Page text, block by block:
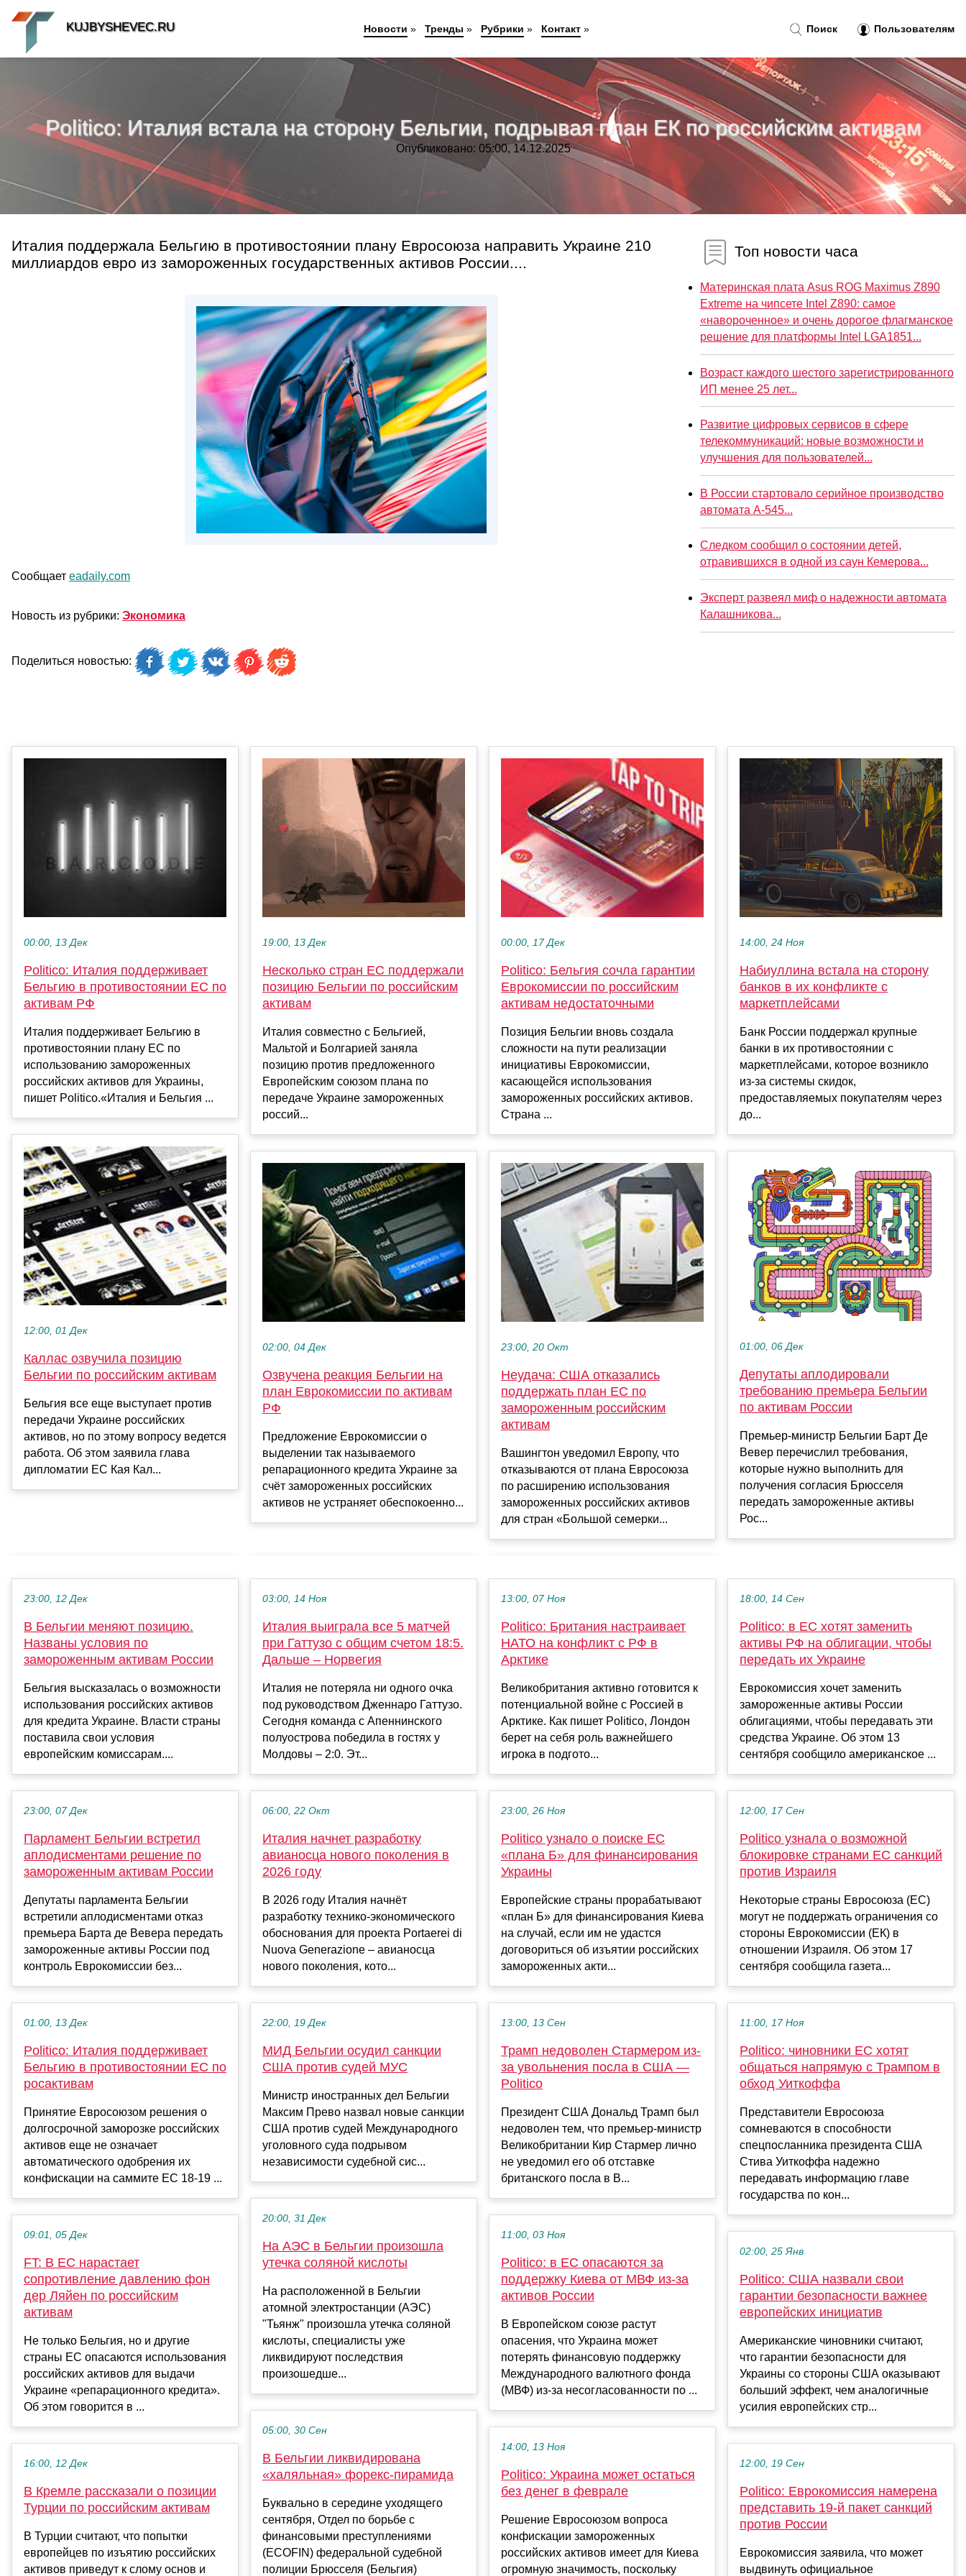
Politico: Италия встала на сторону Бельгии, подрывая план ЕК по российским активам
Опубликовано: 05:00, 14.12.2025
Италия поддержала Бельгию в противостоянии плану Евросоюза направить Украине 210
миллиардов евро из замороженных государственных активов России....
Сообщает eadaily.com
Новость из рубрики: Экономика
Поделиться новостью:
Топ новости часа
Материнская плата Asus ROG Maximus Z890
Extreme на чипсете Intel Z890: самое
«навороченное» и очень дорогое флагманское
решение для платформы Intel LGA1851...
Возраст каждого шестого зарегистрированного
ИП менее 25 лет...
Развитие цифровых сервисов в сфере
телекоммуникаций: новые возможности и
улучшения для пользователей...
В России стартовало серийное производство
автомата А-545...
Следком сообщил о состоянии детей,
отравившихся в одной из саун Кемерова...
Эксперт развеял миф о надежности автомата
Калашникова...
00:00, 13 Дек
Politico: Италия поддерживает
Бельгию в противостоянии ЕС по
активам РФ
Италия поддерживает Бельгию в
противостоянии плану ЕС по
использованию замороженных
российских активов для Украины,
пишет Politico.«Италия и Бельгия ...
12:00, 01 Дек
Каллас озвучила позицию
Бельгии по российским активам
Бельгия все еще выступает против
передачи Украине российских
активов, но по этому вопросу ведется
работа. Об этом заявила глава
дипломатии ЕС Кая Кал...
19:00, 13 Дек
Несколько стран ЕС поддержали
позицию Бельгии по российским
активам
Италия совместно с Бельгией,
Мальтой и Болгарией заняла
позицию против предложенного
Европейским союзом плана по
передаче Украине замороженных
россий...
02:00, 04 Дек
Озвучена реакция Бельгии на
план Еврокомиссии по активам
РФ
Предложение Еврокомиссии о
выделении так называемого
репарационного кредита Украине за
счёт замороженных российских
активов не устраняет обеспокоенно...
00:00, 17 Дек
Politico: Бельгия сочла гарантии
Еврокомиссии по российским
активам недостаточными
Позиция Бельгии вновь создала
сложности на пути реализации
инициативы Еврокомиссии,
касающейся использования
замороженных российских активов.
Страна ...
23:00, 20 Окт
Неудача: США отказались
поддержать план ЕС по
замороженным российским
активам
Вашингтон уведомил Европу, что
отказываются от плана Евросоюза
по расширению использования
замороженных российских активов
для стран «Большой семерки...
14:00, 24 Ноя
Набиуллина встала на сторону
банков в их конфликте с
маркетплейсами
Банк России поддержал крупные
банки в их противостоянии с
маркетплейсами, которое возникло
из-за системы скидок,
предоставляемых покупателям через
до...
01:00, 06 Дек
Депутаты аплодировали
требованию премьера Бельгии
по активам России
Премьер-министр Бельгии Барт Де
Вевер перечислил требования,
которые нужно выполнить для
получения согласия Брюсселя
передать замороженные активы
Рос...
23:00, 12 Дек
В Бельгии меняют позицию.
Названы условия по
замороженным активам России
Бельгия высказалась о возможности
использования российских активов
для кредита Украине. Власти страны
поставила свои условия
европейским комиссарам....
23:00, 07 Дек
Парламент Бельгии встретил
аплодисментами решение по
замороженным активам России
Депутаты парламента Бельгии
встретили аплодисментами отказ
премьера Барта де Вевера передать
замороженные активы России под
контроль Еврокомиссии без...
01:00, 13 Дек
Politico: Италия поддерживает
Бельгию в противостоянии ЕС по
росактивам
Принятие Евросоюзом решения о
долгосрочной заморозке российских
активов еще не означает
автоматического одобрения их
конфискации на саммите ЕС 18-19 ...
09:01, 05 Дек
FT: В ЕС нарастает
сопротивление давлению фон
дер Ляйен по российским
активам
Не только Бельгия, но и другие
страны ЕС опасаются использования
российских активов для выдачи
Украине «репарационного кредита».
Об этом говорится в ...
16:00, 12 Дек
В Кремле рассказали о позиции
Турции по российским активам
В Турции считают, что попытки
европейцев по изъятию российских
активов приведут к слому основ и
03:00, 14 Ноя
Италия выиграла все 5 матчей
при Гаттузо с общим счетом 18:5.
Дальше – Норвегия
Италия не потеряла ни одного очка
под руководством Дженнаро Гаттузо.
Сегодня команда с Апеннинского
полуострова победила в гостях у
Молдовы – 2:0. Эт...
06:00, 22 Окт
Италия начнет разработку
авианосца нового поколения в
2026 году
В 2026 году Италия начнёт
разработку технико-экономического
обоснования для проекта Portaerei di
Nuova Generazione – авианосца
нового поколения, кото...
22:00, 19 Дек
МИД Бельгии осудил санкции
США против судей МУС
Министр иностранных дел Бельгии
Максим Прево назвал новые санкции
США против судей Международного
уголовного суда подрывом
независимости судебной сис...
20:00, 31 Дек
На АЭС в Бельгии произошла
утечка соляной кислоты
На расположенной в Бельгии
атомной электростанции (АЭС)
"Тьянж" произошла утечка соляной
кислоты, специалисты уже
ликвидируют последствия
произошедше...
05:00, 30 Сен
В Бельгии ликвидирована
«халяльная» форекс-пирамида
Буквально в середине уходящего
сентября, Отдел по борьбе с
финансовыми преступлениями
(ECOFIN) федеральной судебной
полиции Брюсселя (Бельгия)
13:00, 07 Ноя
Politico: Британия настраивает
НАТО на конфликт с РФ в
Арктике
Великобритания активно готовится к
потенциальной войне с Россией в
Арктике. Как пишет Politico, Лондон
берет на себя роль важнейшего
игрока в подгото...
23:00, 26 Ноя
Politico узнало о поиске ЕС
«плана Б» для финансирования
Украины
Европейские страны прорабатывают
«план Б» для финансирования Киева
на случай, если им не удастся
договориться об изъятии российских
замороженных акти...
13:00, 13 Сен
Трамп недоволен Стармером из-
за увольнения посла в США —
Politico
Президент США Дональд Трамп был
недоволен тем, что премьер-министр
Великобритании Кир Стармер лично
не уведомил его об отставке
британского посла в В...
11:00, 03 Ноя
Politico: в ЕС опасаются за
поддержку Киева от МВФ из-за
активов России
В Европейском союзе растут
опасения, что Украина может
потерять финансовую поддержку
Международного валютного фонда
(МВФ) из-за несогласованности по ...
14:00, 13 Ноя
Politico: Украина может остаться
без денег в феврале
Решение Евросоюзом вопроса
конфискации замороженных
российских активов имеет для Киева
огромную значимость, поскольку
18:00, 14 Сен
Politico: в ЕС хотят заменить
активы РФ на облигации, чтобы
передать их Украине
Еврокомиссия хочет заменить
замороженные активы России
облигациями, чтобы передавать эти
средства Украине. Об этом 13
сентября сообщило американское ...
12:00, 17 Сен
Politico узнала о возможной
блокировке странами ЕС санкций
против Израиля
Некоторые страны Евросоюза (ЕС)
могут не поддержать ограничения со
стороны Еврокомиссии (ЕК) в
отношении Израиля. Об этом 17
сентября сообщила газета...
11:00, 17 Ноя
Politico: чиновники ЕС хотят
общаться напрямую с Трампом в
обход Уиткоффа
Представители Евросоюза
сомневаются в способности
спецпосланника президента США
Стива Уиткоффа надежно
передавать информацию главе
государства по кон...
02:00, 25 Янв
Politico: США назвали свои
гарантии безопасности важнее
европейских инициатив
Американские чиновники считают,
что гарантии безопасности для
Украины со стороны США оказывают
больший эффект, чем аналогичные
усилия европейских стр...
12:00, 19 Сен
Politico: Еврокомиссия намерена
представить 19-й пакет санкций
против России
Еврокомиссия заявила, что может
выдвинуть официальное
Поиск Пользователям
KUJBYSHEVEC.RU Новости » Тренды » Рубрики » Контакт»